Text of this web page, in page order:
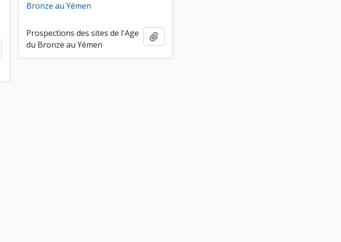
Ajouter au presse-papier
Bronze au Yémen
Prospections des sites de l'Age
du Bronze au Yémen
Ajouter au presse-papier